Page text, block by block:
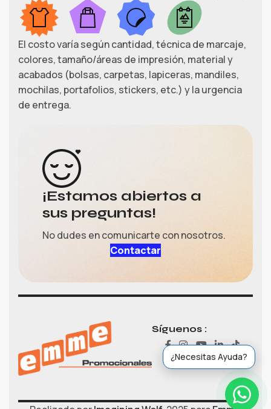
El costo varía según cantidad, técnica de marcaje,
colores, tamaño/áreas de impresión, material y
acabados (bolsas, carpetas, lapiceras, mandiles,
mochilas, portafolios, stickers, etc.) y la urgencia
de entrega.
¡Estamos abiertos a
sus preguntas!
No dudes en comunicarte con nosotros.
Contactar
Síguenos :
¿Necesitas Ayuda?
›
Ventas (María)
Ventas